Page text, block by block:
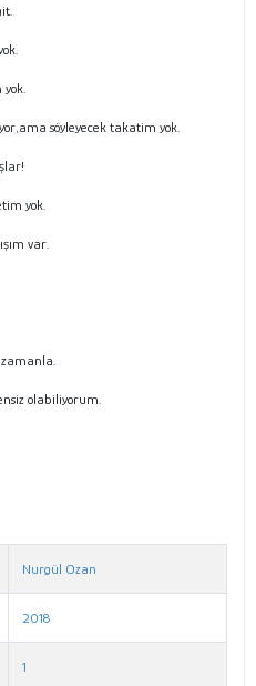
söyleyecek takatim yok.
yok.
var.
olabiliyorum.
Nurgül Ozan
2018
1